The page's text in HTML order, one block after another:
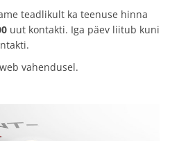
teadlikult ka teenuse hinna
uut kontakti. Iga päev liitub kuni
vahendusel.